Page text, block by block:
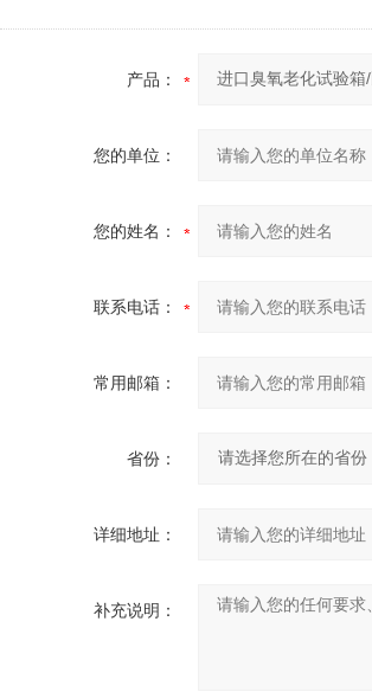
产品：
您的单位：
您的姓名：
联系电话：
常用邮箱：
省份：
详细地址：
补充说明：